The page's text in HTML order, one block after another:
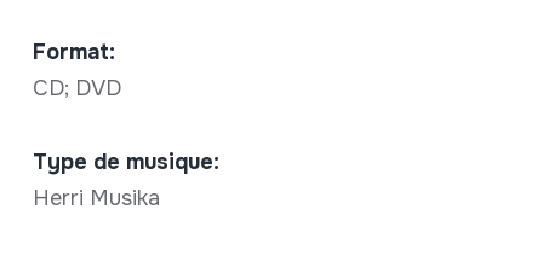
Format:
CD; DVD
Type de musique:
Herri Musika